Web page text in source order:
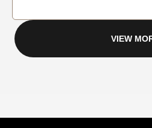
VIEW